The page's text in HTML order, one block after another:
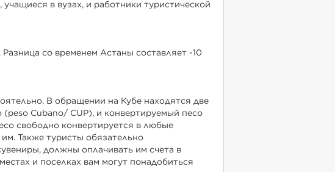
в вузах, и работники туристической
со временем Астаны составляет -10
В обращении на Кубе находятся две
Cubano/ CUP), и конвертируемый песо
свободно конвертируется в любые
Также туристы обязательно
должны оплачивать им счета в
и поселках вам могут понадобиться